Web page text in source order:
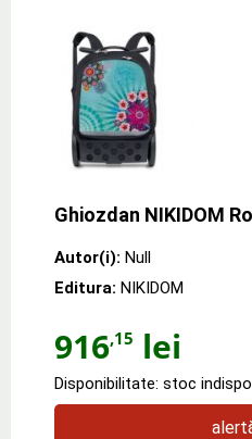
Ghiozdan NIKIDOM
Autor(i): Null
Editura: NIKIDOM
916,15 lei
Disponibilitate: stoc